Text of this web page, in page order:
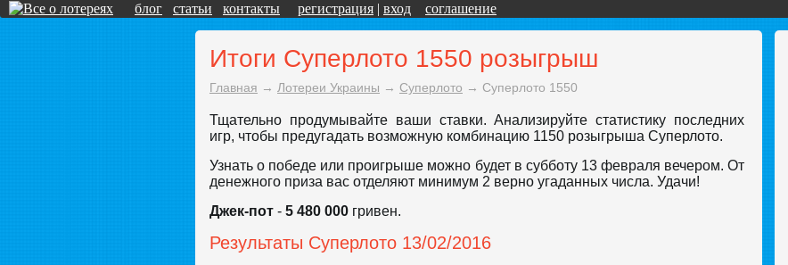
блог статьи контакты регистрация | вход соглашение
Итоги Суперлото 1550 розыгрыш
Главная → Лотереи Украины → Суперлото → Суперлото 1550
Тщательно продумывайте ваши ставки. Анализируйте статистику последних
игр, чтобы предугадать возможную комбинацию 1150 розыгрыша Суперлото.
Узнать о победе или проигрыше можно будет в субботу 13 февраля вечером. От
денежного приза вас отделяют минимум 2 верно угаданных числа. Удачи!
Джек-пот - 5 480 000 гривен.
Результаты Суперлото 13/02/2016